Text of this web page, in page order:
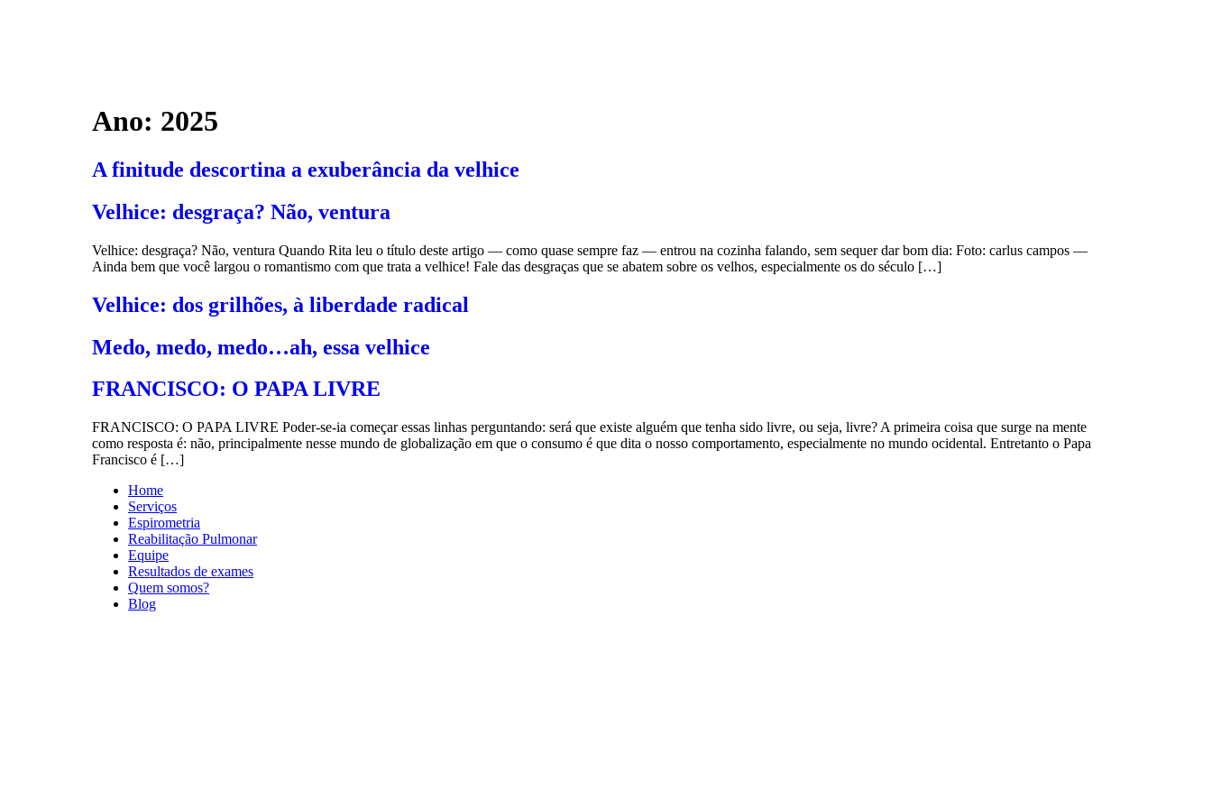
Ano: 2025
A finitude descortina a exuberância da velhice
Velhice: desgraça? Não, ventura
Velhice: desgraça? Não, ventura Quando Rita leu o título deste artigo — como quase sempre faz — entrou na cozinha falando, sem sequer dar bom dia: Foto: carlus campos —
Ainda bem que você largou o romantismo com que trata a velhice! Fale das desgraças que se abatem sobre os velhos, especialmente os do século […]
Velhice: dos grilhões, à liberdade radical
Medo, medo, medo…ah, essa velhice
FRANCISCO: O PAPA LIVRE
FRANCISCO: O PAPA LIVRE Poder-se-ia começar essas linhas perguntando: será que existe alguém que tenha sido livre, ou seja, livre? A primeira coisa que surge na mente
como resposta é: não, principalmente nesse mundo de globalização em que o consumo é que dita o nosso comportamento, especialmente no mundo ocidental. Entretanto o Papa
Francisco é […]
Home
Serviços
Espirometria
Reabilitação Pulmonar
Equipe
Resultados de exames
Quem somos?
Blog